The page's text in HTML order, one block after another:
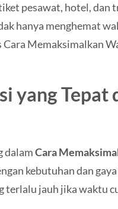
pesawat, hotel, dan
hanya menghemat
Memaksimalkan
yang Tepat
dalamCara
kebutuhan dan
terlalu jauh jika waktu